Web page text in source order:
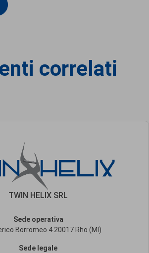
correlati
TWIN HELIX SRL
Sede operativa
Borromeo 4 20017 Rho (MI)
Sede legale